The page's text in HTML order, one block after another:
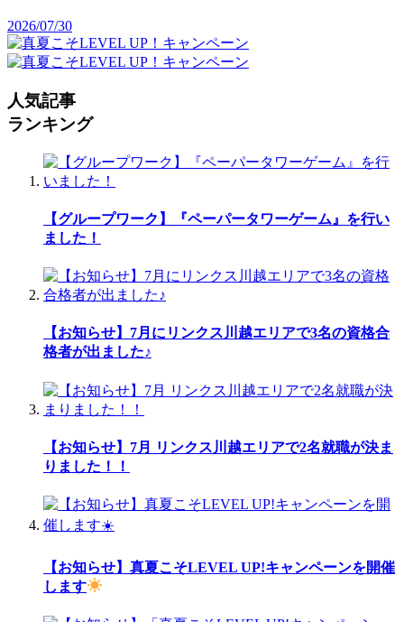
2026/07/30
人気記事
ランキング
【グループワーク】『ペーパータワーゲーム』を行い
ました！
【お知らせ】7月にリンクス川越エリアで3名の資格合
格者が出ました♪
【お知らせ】7月 リンクス川越エリアで2名就職が決ま
りました！！
【お知らせ】真夏こそLEVEL UP!キャンペーンを開催
します